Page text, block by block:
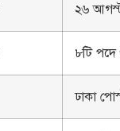
২৬
৮টি
ঢাকা